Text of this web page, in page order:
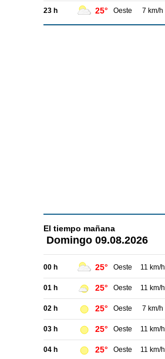
23 h 25° Oeste 7 km/h
El tiempo mañana
Domingo 09.08.2026
00 h 25° Oeste 11 km/h
01 h 25° Oeste 11 km/h
02 h 25° Oeste 7 km/h
03 h 25° Oeste 11 km/h
04 h 25° Oeste 11 km/h